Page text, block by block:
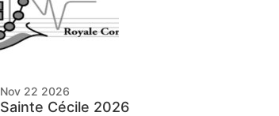
Nov 22 2026
Sainte Cécile 2026